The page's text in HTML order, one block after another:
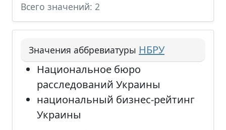
Всего значений: 2
Значения аббревиатуры НБРУ
Национальное бюро
расследований Украины
национальный бизнес-рейтинг
Украины